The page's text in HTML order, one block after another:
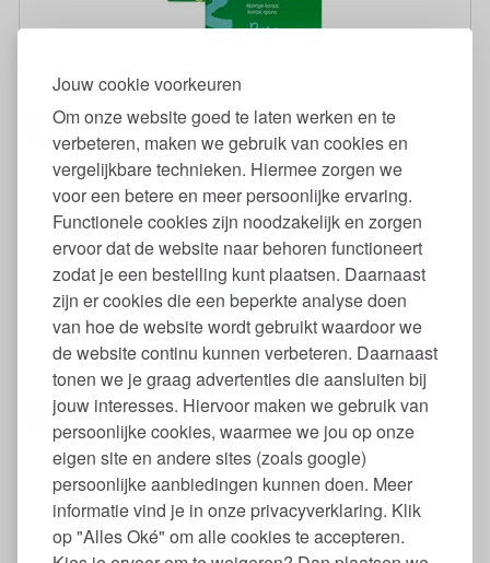
Jouw cookie voorkeuren
Om onze website goed te laten werken en te
verbeteren, maken we gebruik van cookies en
vergelijkbare technieken. Hiermee zorgen we
voor een betere en meer persoonlijke ervaring.
Functionele cookies zijn noodzakelijk en zorgen
ervoor dat de website naar behoren functioneert
zodat je een bestelling kunt plaatsen. Daarnaast
zijn er cookies die een beperkte analyse doen
van hoe de website wordt gebruikt waardoor we
de website continu kunnen verbeteren. Daarnaast
tonen we je graag advertenties die aansluiten bij
jouw interesses. Hiervoor maken we gebruik van
persoonlijke cookies, waarmee we jou op onze
eigen site en andere sites (zoals google)
persoonlijke aanbiedingen kunnen doen. Meer
informatie vind je in onze privacyverklaring. Klik
op "Alles Oké" om alle cookies te accepteren.
Basis Sensitiv Moisture & Care Conditioner 200 ml